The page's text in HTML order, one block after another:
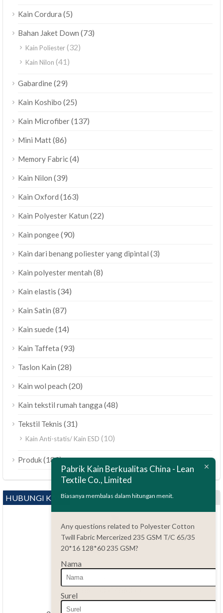
Kain Cordura (5)
Bahan Jaket Down (73)
Kain Poliester(32)
Kain Nilon (41)
Gabardine(29)
Kain Koshibo (25)
Kain Microfiber(137)
Mini Matt(86)
Memory Fabric(4)
Kain Nilon (39)
Kain Oxford (163)
Kain Polyester Katun (22)
Kain pongee(90)
Kain dari benang poliester yang dipintal (3)
Kain polyester mentah (8)
Kain elastis (34)
Kain Satin (87)
Kain suede(14)
Kain Taffeta (93)
Taslon Kain (28)
Kain wol peach (20)
Kain tekstil rumah tangga (48)
Tekstil Teknis (31)
Kain Anti-statis/ Kain ESD (10)
Produk(189)
HUBUNGI KAMI
Ada pertanyaan?
86.15051486055
haiming@leantex.com
Pabrik Kain Berkualitas China - Lean
Textile Co., Limited
Biasanya membalas dalam hitungan menit.
Any questions related to Polyester Cotton
Twill Fabric Mercerized 235 GSM T/C 65/35
20*16 128*60 235 GSM?
Nama
Surel
Español
Português do Brasil
Tiếng Việt
العربية
Polski
Bahasa Melayu
ไทย